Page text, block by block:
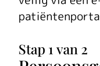
g
s
Stap 1 van 2